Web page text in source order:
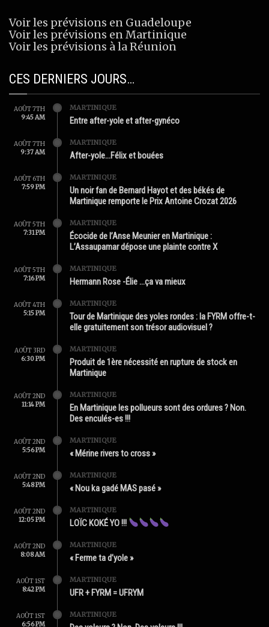
Voir les prévisions en Guadeloupe
Voir les prévisions en Martinique
Voir les prévisions à la Réunion
CES DERNIERS JOURS…
AOÛT 7TH
9:45 AM
MARTINIQUE
Entre after-yole et after-gynéco
AOÛT 7TH
9:37 AM
MARTINIQUE
After-yole…Félix et bouées
AOÛT 6TH
7:59 PM
MARTINIQUE
Un noir fan de Bernard Hayot et des békés de
Martinique remporte le Prix Antoine Crozat 2026
AOÛT 5TH
7:31 PM
MARTINIQUE
Écocide de l’Anse Meunier en Martinique :
L’Assaupamar dépose une plainte contre X
AOÛT 5TH
7:16 PM
MARTINIQUE
Hermann Rose -Élie …ça va mieux
AOÛT 4TH
5:15 PM
MARTINIQUE
Tour de Martinique des yoles rondes : la FYRM offre-t-
elle gratuitement son trésor audiovisuel ?
AOÛT 3RD
6:30 PM
MARTINIQUE
Produit de 1ère nécessité en rupture de stock en
Martinique
AOÛT 2ND
11:14 PM
MARTINIQUE
En Martinique les pollueurs sont des ordures ? Non.
Des enculés-es !!!
AOÛT 2ND
5:56 PM
MARTINIQUE
« Mérine rivers to cross »
AOÛT 2ND
5:48 PM
MARTINIQUE
« Nou ka gadé MAS pasé »
AOÛT 2ND
12:05 PM
MARTINIQUE
LOÏC KOKÉ YO !!!
AOÛT 2ND
8:08 AM
MARTINIQUE
« Ferme ta d’yole »
AOÛT 1ST
8:42 PM
MARTINIQUE
UFR + FYRM = UFRYM
AOÛT 1ST
6:56 PM
MARTINIQUE